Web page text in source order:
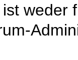
weder